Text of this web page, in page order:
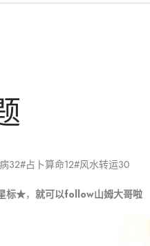
32#占卜算命12#风水转运30
标★， 就可以follow山姆大哥啦